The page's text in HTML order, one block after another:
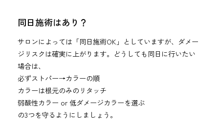
同日施術はあり？
サロンによっては「同日施術OK」としていますが、ダメー
ジリスクは確実に上がります。どうしても同日に行いたい
場合は、
必ずストパー→カラーの順
カラーは根元のみのリタッチ
弱酸性カラー or 低ダメージカラーを選ぶ
の3つを守るようにしましょう。